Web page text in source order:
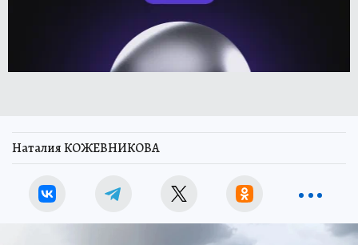
Наталия КОЖЕВНИКОВА